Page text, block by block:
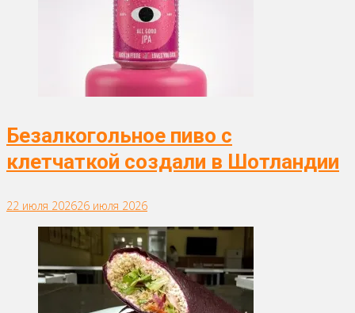
Безалкогольное пиво с
клетчаткой создали в Шотландии
22 июля 202626 июля 2026